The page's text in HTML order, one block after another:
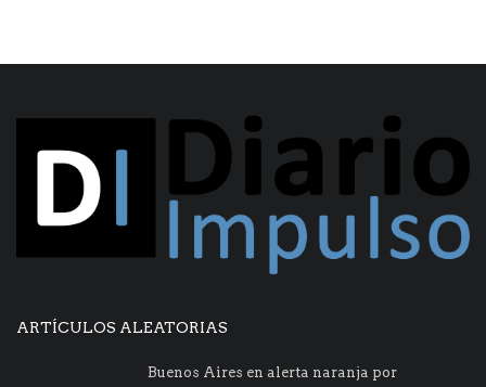
ARTÍCULOS ALEATORIAS
Buenos Aires en alerta naranja por